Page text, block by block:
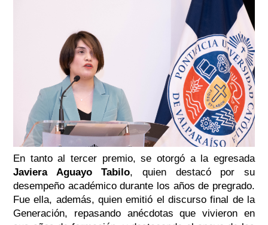
En tanto al tercer premio, se otorgó a la egresada
Javiera Aguayo Tabilo, quien destacó por su
desempeño académico durante los años de pregrado.
Fue ella, además, quien emitió el discurso final de la
Generación, repasando anécdotas que vivieron en